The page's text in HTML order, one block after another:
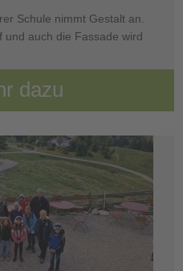
Schule nimmt Gestalt an.
und auch die Fassade wird
dazu